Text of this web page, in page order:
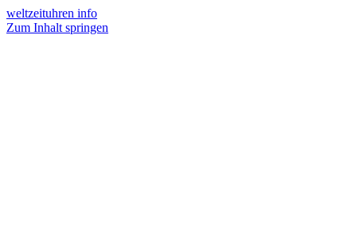
weltzeituhren info
Zum Inhalt springen